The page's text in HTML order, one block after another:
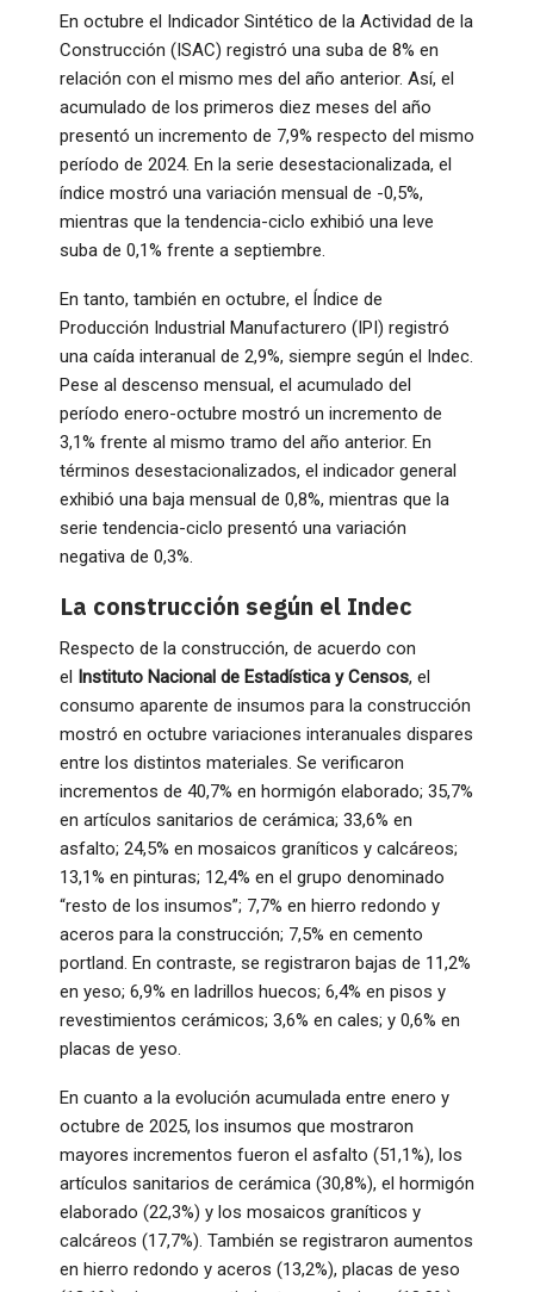
En octubre el Indicador Sintético de la Actividad de la
Construcción (ISAC) registró una suba de 8% en
relación con el mismo mes del año anterior. Así, el
acumulado de los primeros diez meses del año
presentó un incremento de 7,9% respecto del mismo
período de 2024. En la serie desestacionalizada, el
índice mostró una variación mensual de -0,5%,
mientras que la tendencia-ciclo exhibió una leve
suba de 0,1% frente a septiembre.
En tanto, también en octubre, el Índice de
Producción Industrial Manufacturero (IPI) registró
una caída interanual de 2,9%, siempre según el Indec.
Pese al descenso mensual, el acumulado del
período enero-octubre mostró un incremento de
3,1% frente al mismo tramo del año anterior. En
términos desestacionalizados, el indicador general
exhibió una baja mensual de 0,8%, mientras que la
serie tendencia-ciclo presentó una variación
negativa de 0,3%.
La construcción según el Indec
Respecto de la construcción, de acuerdo con
el Instituto Nacional de Estadística y Censos, el
consumo aparente de insumos para la construcción
mostró en octubre variaciones interanuales dispares
entre los distintos materiales. Se verificaron
incrementos de 40,7% en hormigón elaborado; 35,7%
en artículos sanitarios de cerámica; 33,6% en
asfalto; 24,5% en mosaicos graníticos y calcáreos;
13,1% en pinturas; 12,4% en el grupo denominado
“resto de los insumos”; 7,7% en hierro redondo y
aceros para la construcción; 7,5% en cemento
portland. En contraste, se registraron bajas de 11,2%
en yeso; 6,9% en ladrillos huecos; 6,4% en pisos y
revestimientos cerámicos; 3,6% en cales; y 0,6% en
placas de yeso.
En cuanto a la evolución acumulada entre enero y
octubre de 2025, los insumos que mostraron
mayores incrementos fueron el asfalto (51,1%), los
artículos sanitarios de cerámica (30,8%), el hormigón
elaborado (22,3%) y los mosaicos graníticos y
calcáreos (17,7%). También se registraron aumentos
en hierro redondo y aceros (13,2%), placas de yeso